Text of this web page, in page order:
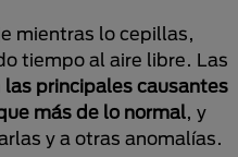
mientras lo cepillas,
tiempo al aire libre. Las
las principales causantes
más de lo normal, y
y a otras anomalías.